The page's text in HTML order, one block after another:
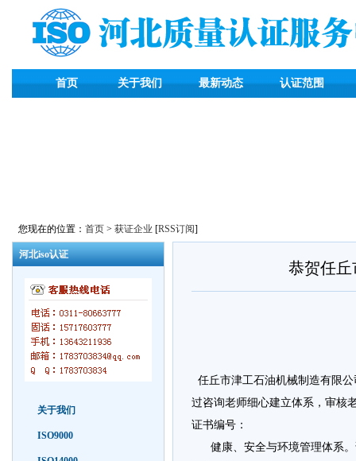
首页 关于我们 最新动态 认证范围
您现在的位置： 首页 > 获证企业 [RSS订阅]
河北iso认证
关于我们
ISO9000
恭贺任丘
任丘市津工石油机械制造有限公
过咨询老师细心建立体系，审核
证书编号：
健康、安全与环境管理体系。